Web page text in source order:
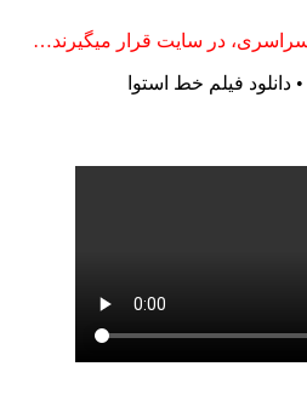
در سایت قرار میگیرند…
• دانلود فیلم خط استوا